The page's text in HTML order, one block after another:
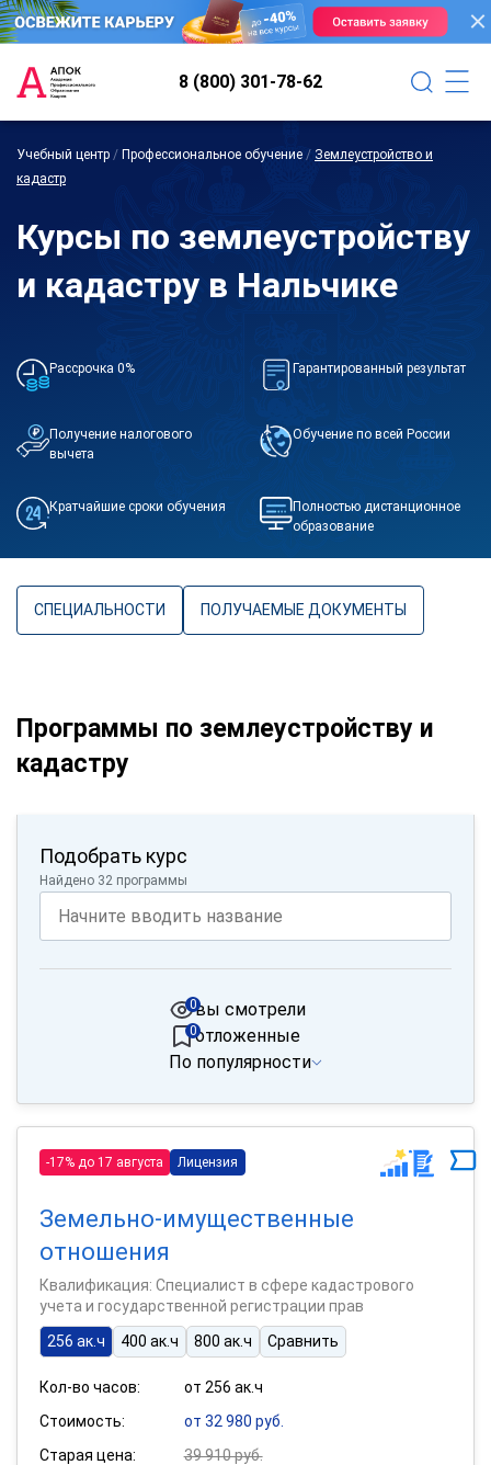
8 (800) 301-78-62
Учебный центр / Профессиональное обучение / Землеустройство и
кадастр
Курсы по землеустройству
и кадастру в Нальчике
Рассрочка 0% Гарантированный результат
Получение налогового
вычета
Обучение по всей России
Кратчайшие сроки обучения
Полностью дистанционное
образование
СПЕЦИАЛЬНОСТИ ПОЛУЧАЕМЫЕ ДОКУМЕНТЫ
Программы по землеустройству и
кадастру
Подобрать курс
Найдено 32 программы
вы смотрели
0
отложенные
0
По популярности
-17% до 17 августа Лицензия
Земельно-имущественные
отношения
Квалификация: Специалист в сфере кадастрового
учета и государственной регистрации прав
256 ак.ч
400 ак.ч 800 ак.ч Сравнить
Кол-во часов:
от 256 ак.ч
Стоимость:
от 32 980 руб.
Старая цена:
39 910 руб.